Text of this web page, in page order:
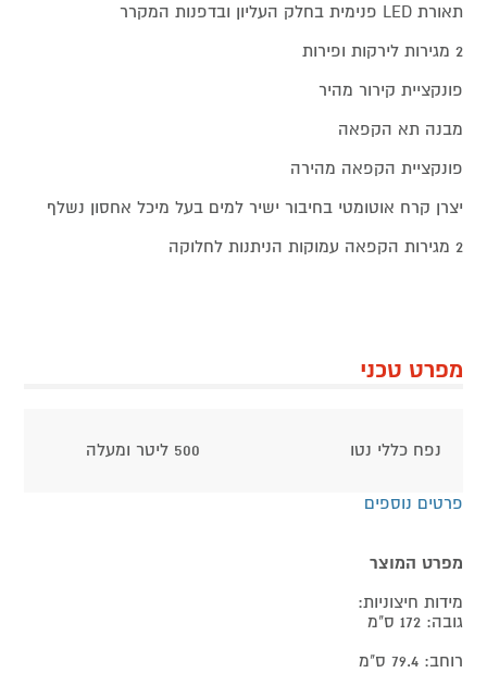
תאורת LED פנימית בחלק העליון ובדפנות המקרר
2 מגירות לירקות ופירות
פונקציית קירור מהיר
מבנה תא הקפאה
פונקציית הקפאה מהירה
יצרן קרח אוטומטי בחיבור ישיר למים בעל מיכל אחסון נשלף
2 מגירות הקפאה עמוקות הניתנות לחלוקה
מפרט טכני
נפח כללי נטו 500 ליטר ומעלה
פרטים נוספים
מפרט המוצר
מידות חיצוניות:
גובה: 172 ס"מ
רוחב: 79.4 ס"מ